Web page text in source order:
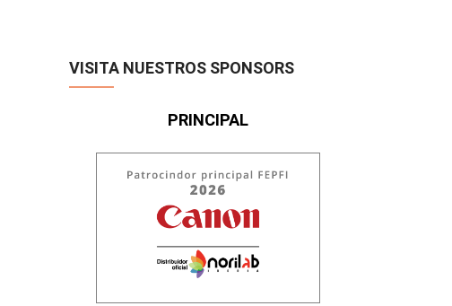
VISITA NUESTROS SPONSORS
PRINCIPAL